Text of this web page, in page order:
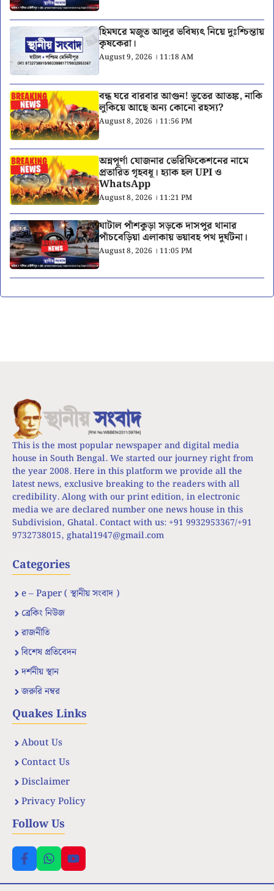
হিমঘরে মজুত আলুর ভবিষ্যৎ নিয়ে দুঃশ্চিন্তায়
কৃষকেরা।
August 9, 2026 । 11:18 AM
বন্ধ ঘরে বারবার আগুন! ভূতের আতঙ্ক, নাকি
লুকিয়ে আছে অন্য কোনো রহস্য?
August 8, 2026 । 11:56 PM
অন্নপূর্ণা যোজনার ভেরিফিকেশনের নামে
প্রতারিত গৃহবধূ। হ্যাক হল UPI ও
WhatsApp
August 8, 2026 । 11:21 PM
ঘাটাল পাঁশকুড়া সড়কে দাসপুর থানার
পাঁচবেড়িয়া এলাকায় ভয়াবহ পথ দুর্ঘটনা।
August 8, 2026 । 11:05 PM
This is the most popular newspaper and digital media
house in South Bengal. We started our journey right from
the year 2008. Here in this platform we provide all the
latest news, exclusive breaking to the readers with all
credibility. Along with our print edition, in electronic
media we are declared number one news house in this
Subdivision, Ghatal. Contact with us: +91 9932953367/+91
9732738015, ghatal1947@gmail.com
Categories
e – Paper ( স্থানীয় সংবাদ )
ব্রেকিং নিউজ
রাজনীতি
বিশেষ প্রতিবেদন
দর্শনীয় স্থান
জরুরি নম্বর
Quakes Links
About Us
Contact Us
Disclaimer
Privacy Policy
Follow Us